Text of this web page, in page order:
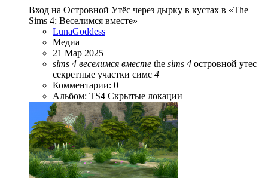
Вход на Островной Утёс через дырку в кустах в «The
Sims 4: Веселимся вместе»
LunaGoddess
Медиа
21 Мар 2025
sims 4 веселимся вместе the sims 4 островной утес
секретные участки симс 4
Комментарии: 0
Альбом: TS4 Скрытые локации